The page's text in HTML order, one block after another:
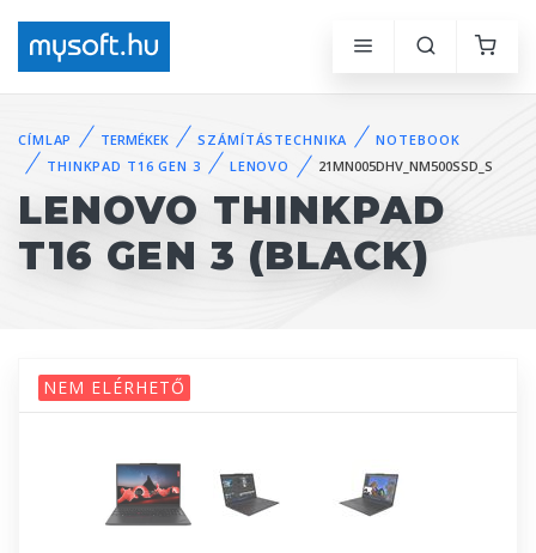
CÍMLAP TERMÉKEK SZÁMÍTÁSTECHNIKA
NOTEBOOK
THINKPAD T16 GEN 3
LENOVO 21MN005DHV_NM500SSD_S
LENOVO THINKPAD
T16 GEN 3 (BLACK)
NEM ELÉRHETŐ